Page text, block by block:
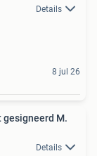
Details
8 jul 26
M.
Details